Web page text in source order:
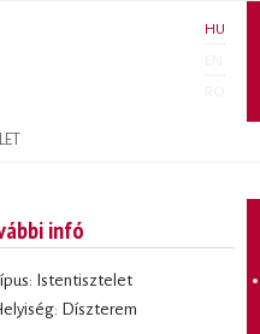
HU
infó
Istentisztelet
Díszterem